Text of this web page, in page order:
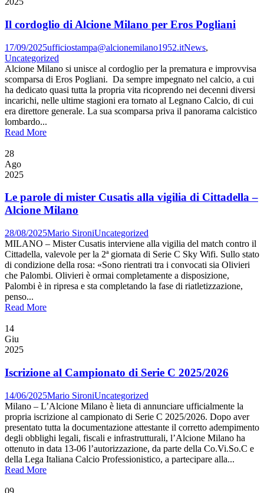
Il cordoglio di Alcione Milano per Eros Pogliani
17/09/2025ufficiostampa@alcionemilano1952.itNews,
Uncategorized
Alcione Milano si unisce al cordoglio per la prematura e improvvisa
scomparsa di Eros Pogliani. Da sempre impegnato nel calcio, a cui
ha dedicato quasi tutta la propria vita ricoprendo nei decenni diversi
incarichi, nelle ultime stagioni era tornato al Legnano Calcio, di cui
era direttore generale. La sua scomparsa priva il panorama calcistico
lombardo...
Read More
28
Ago
2025
Le parole di mister Cusatis alla vigilia di Cittadella –
Alcione Milano
28/08/2025Mario SironiUncategorized
MILANO – Mister Cusatis interviene alla vigilia del match contro il
Cittadella, valevole per la 2ª giornata di Serie C Sky Wifi. Sullo stato
di condizione della rosa: «Sono rientrati tra i convocati sia Olivieri
che Palombi. Olivieri è ormai completamente a disposizione,
Palombi è in ripresa e sta completando la fase di riatletizzazione,
penso...
Read More
14
Giu
2025
Iscrizione al Campionato di Serie C 2025/2026
14/06/2025Mario SironiUncategorized
Milano – L’Alcione Milano è lieta di annunciare ufficialmente la
propria iscrizione al campionato di Serie C 2025/2026. Dopo aver
presentato tutta la documentazione attestante il corretto adempimento
degli obblighi legali, fiscali e infrastrutturali, l’Alcione Milano ha
ottenuto in data 13-06 l’autorizzazione, da parte della Co.Vi.So.C e
della Lega Italiana Calcio Professionistico, a partecipare alla...
Read More
09